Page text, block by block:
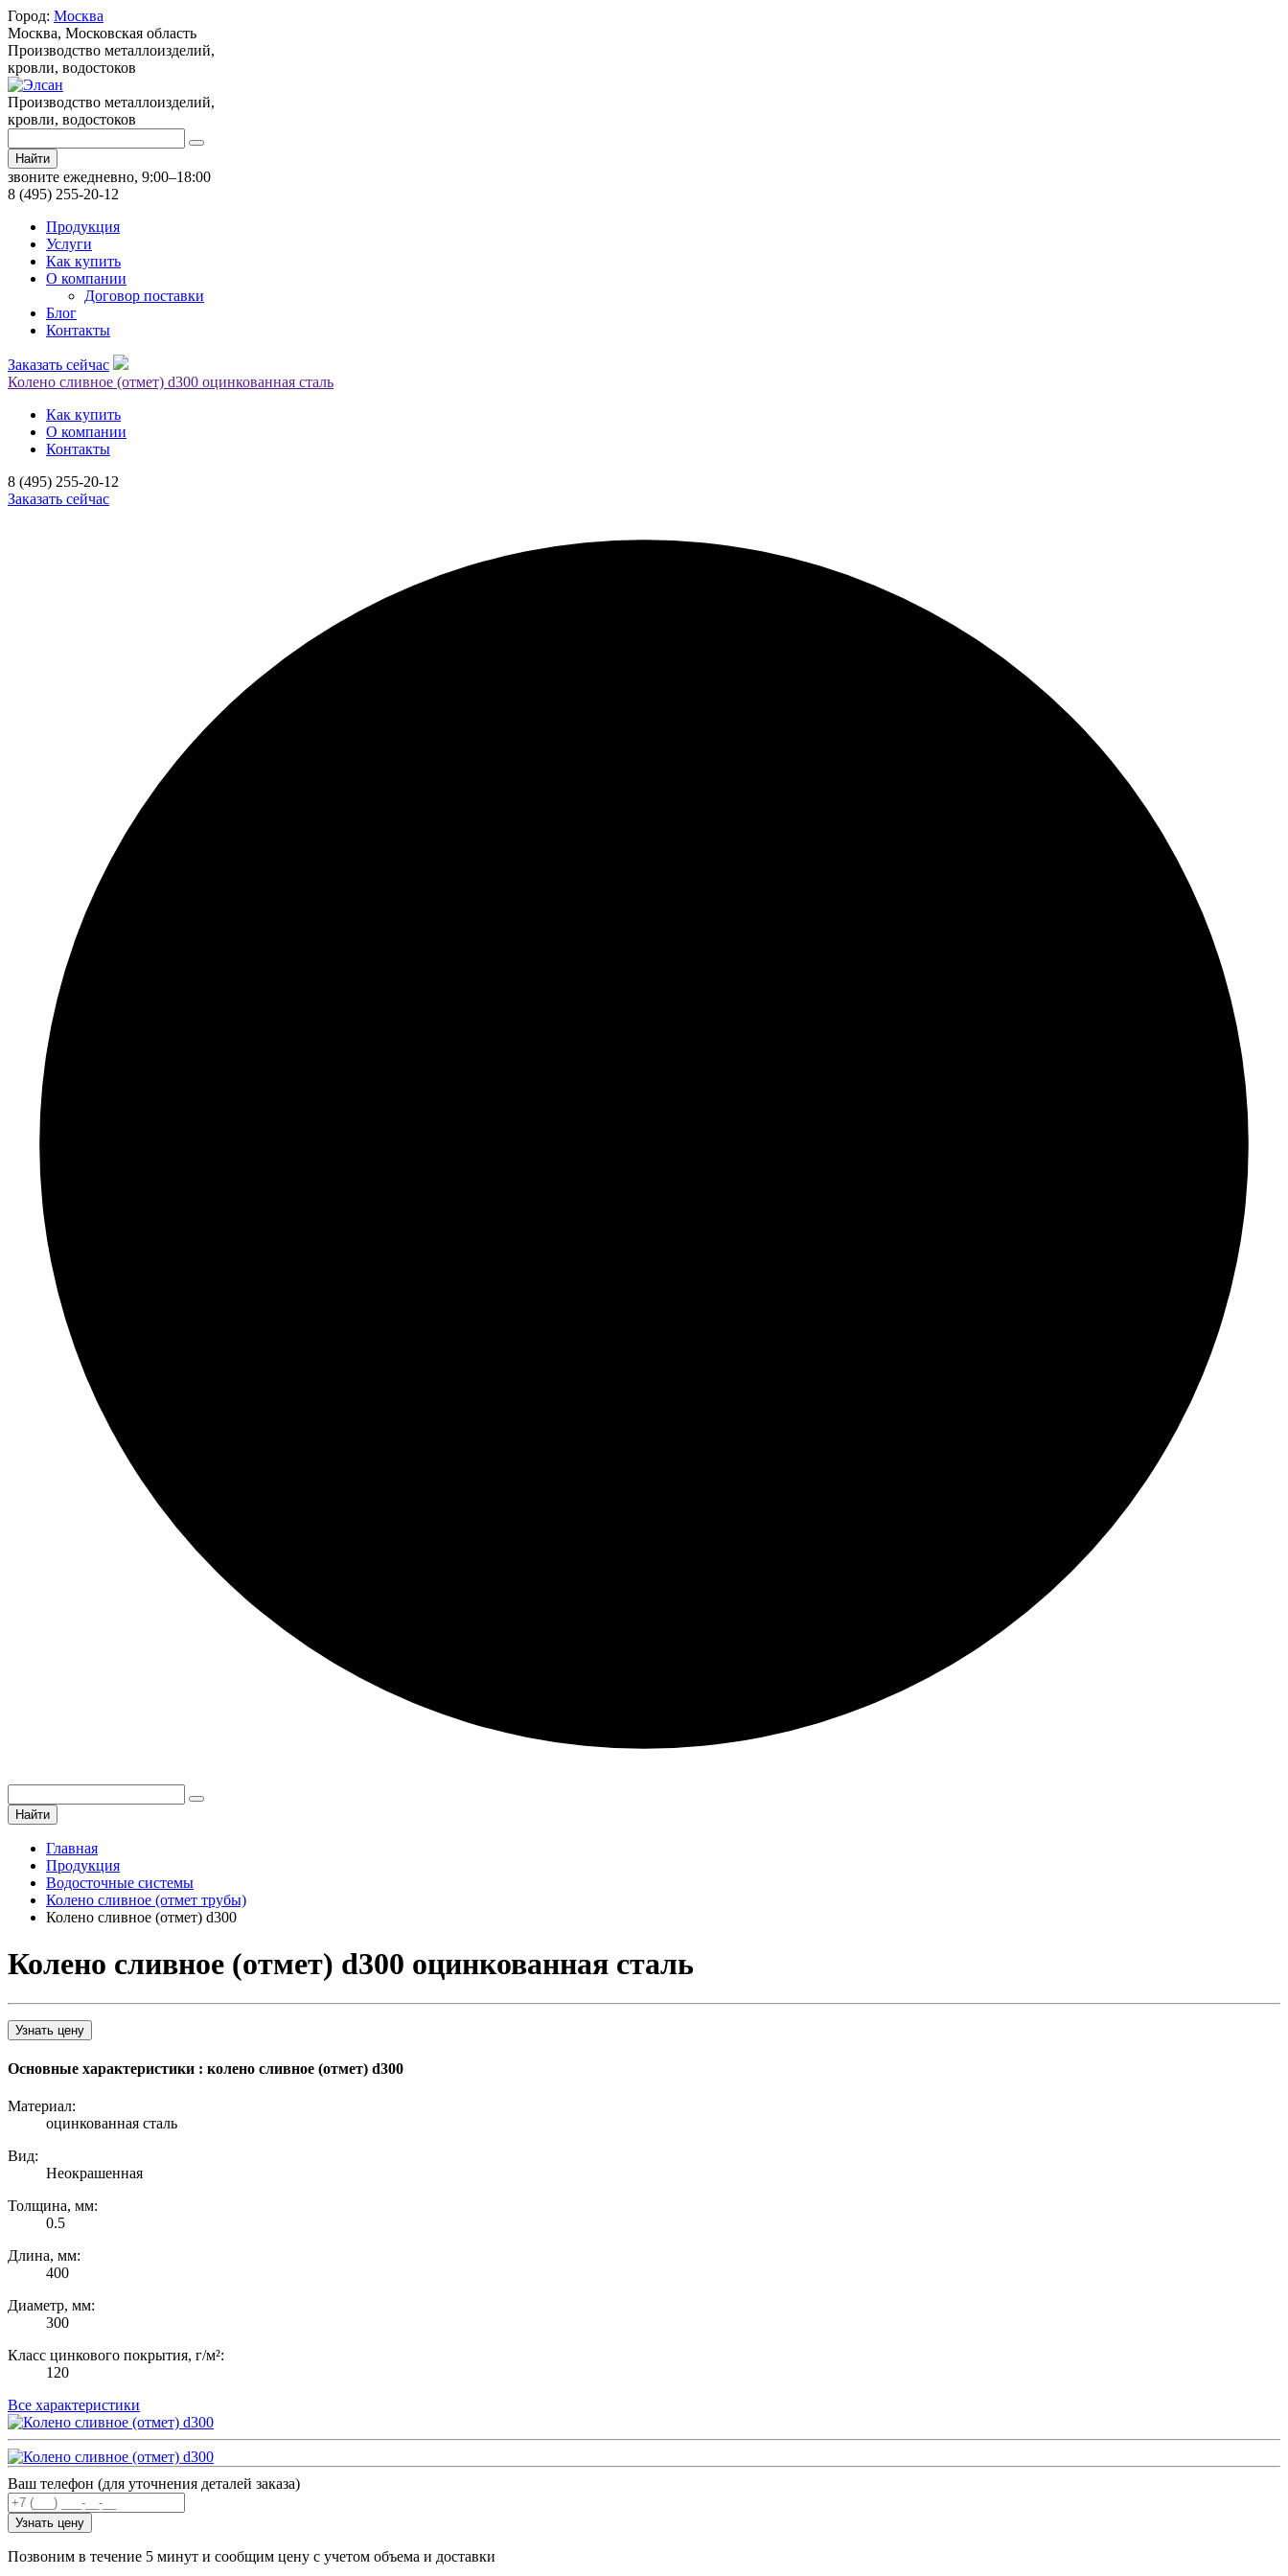
Город: Москва
Москва, Московская область
Производство металлоизделий,
кровли, водостоков
Производство металлоизделий,
кровли, водостоков
Найти
звоните ежедневно, 9:00–18:00
8 (495) 255-20-12
Продукция
Услуги
Как купить
О компании
Договор поставки
Блог
Контакты
Заказать сейчас
Колено сливное (отмет) d300 оцинкованная сталь
Как купить
О компании
Контакты
8 (495) 255-20-12
Заказать сейчас
Найти
Главная
Продукция
Водосточные системы
Колено сливное (отмет трубы)
Колено сливное (отмет) d300
Колено сливное (отмет) d300 оцинкованная сталь
Узнать цену
Основные характеристики : колено сливное (отмет) d300
Материал:
оцинкованная сталь
Вид:
Неокрашенная
Толщина, мм:
0.5
Длина, мм:
400
Диаметр, мм:
300
Класс цинкового покрытия, г/м²:
120
Все характеристики
Ваш телефон (для уточнения деталей заказа)
Узнать цену
Позвоним в течение 5 минут и сообщим цену с учетом объема и доставки